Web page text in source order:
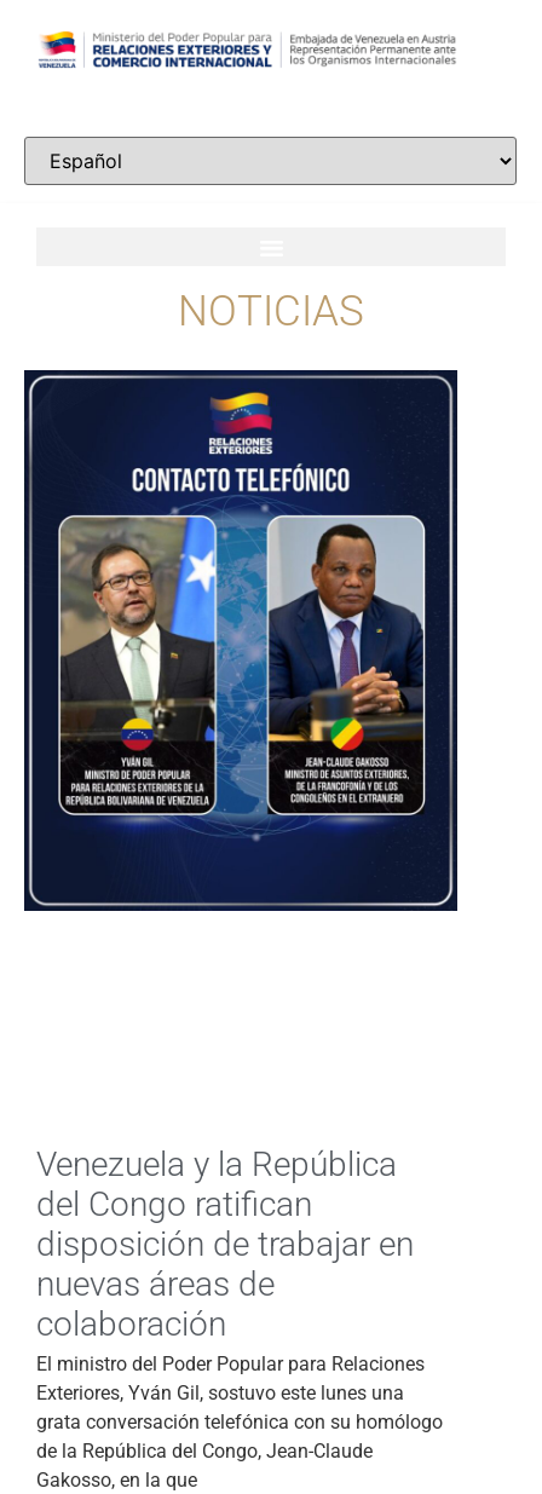
NOTICIAS
Venezuela y la República
del Congo ratifican
disposición de trabajar en
nuevas áreas de
colaboración
El ministro del Poder Popular para Relaciones
Exteriores, Yván Gil, sostuvo este lunes una
grata conversación telefónica con su homólogo
de la República del Congo, Jean-Claude
Gakosso, en la que